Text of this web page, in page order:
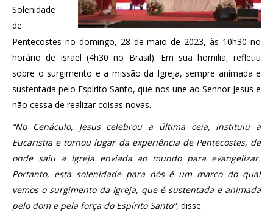
Solenidade
de
Pentecostes no domingo, 28 de maio de 2023, às 10h30 no
horário de Israel (4h30 no Brasil). Em sua homilia, refletiu
sobre o surgimento e a missão da Igreja, sempre animada e
sustentada pelo Espírito Santo, que nos une ao Senhor Jesus e
não cessa de realizar coisas novas.
“No Cenáculo, Jesus celebrou a última ceia, instituiu a
Eucaristia e tornou lugar da experiência de Pentecostes, de
onde saiu a Igreja enviada ao mundo para evangelizar.
Portanto, esta solenidade para nós é um marco do qual
vemos o surgimento da Igreja, que é sustentada e animada
pelo dom e pela força do Espírito Santo”, disse.